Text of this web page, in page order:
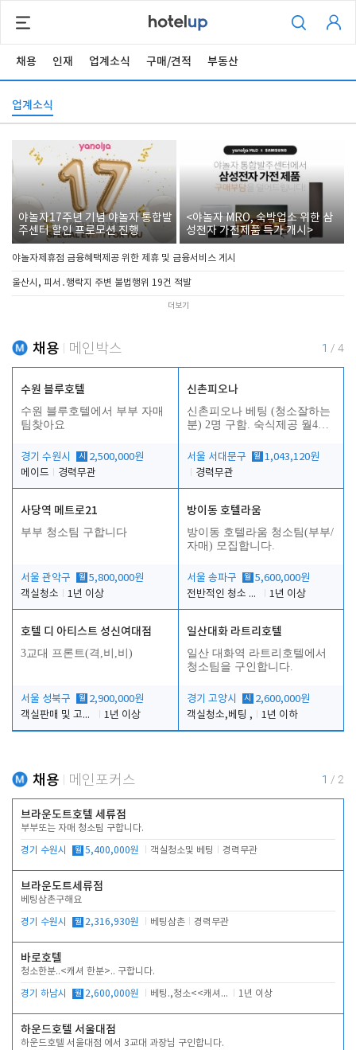
채용 인재 업계소식 구매/견적 부동산
업계소식
야놀자17주년 기념 야놀자 통합발
주센터 할인 프로모션 진행
<야놀자 MRO, 숙박업소 위한 삼
성전자 가전제품 특가 개시>
야놀자제휴점 금융혜택제공 위한 제휴 및 금융서비스 게시
울산시, 피서․행락지 주변 불법행위 19건 적발
더보기
채용 메인박스 1 / 4
수원 블루호텔
수원 블루호텔에서 부부 자매
팀찾아요
경기 수원시 시
2,500,000원
메이드
경력무관
신촌피오나
신촌피오나 베팅 (청소잘하는
분) 2명 구함. 숙식제공 월4회
서울 서대문구
월 1,043,120원
경력무관
사당역 메트로21
부부 청소팀 구합니다
서울 관악구 월 5,800,000원
객실청소
1년 이상
방이동 호텔라움
방이동 호텔라움 청소팀(부부/
자매) 모집합니다.
서울 송파구 월 5,600,000원
전반적인 청소 업무(객실청소.객실정리)
1년 이상
호텔 디 아티스트 성신여대점
3교대 프론트(격,비,비)
서울 성북구 월 2,900,000원
객실판매 및 고객응대
1년 이상
일산대화 라트리호텔
일산 대화역 라트리호텔에서
청소팀을 구인합니다.
경기 고양시 시
2,600,000원
객실청소,베팅 ,
1년 이하
채용 메인포커스 1 / 2
브라운도트호텔 세류점
부부또는 자매 청소팀 구합니다.
경기 수원시 월 5,400,000원 객실청소및 베팅 경력무관
브라운도트세류점
베팅삼촌구해요
경기 수원시 월 2,316,930원 베팅삼촌 경력무관
바로호텔
청소한분..<캐셔 한분>.. 구합니다.
경기 하남시 월 2,600,000원 베팅.,청소<<캐셔 모셔봅니다. 1년 이상
하운드호텔 서울대점
하운드호텔 서울대점 에서 3교대 과장님 구인합니다.